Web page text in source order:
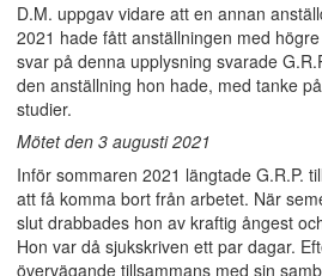
D.M. uppgav vidare att en annan
2021 hade fått anställningen med
svar på denna upplysning svarade
den anställning hon hade, med tanke
studier.
Mötet den 3 augusti 2021
Inför sommaren 2021 längtade G.R.P.
att få komma bort från arbetet. När
slut drabbades hon av kraftig ångest
Hon var då sjukskriven ett par dagar.
övervägande tillsammans med sin